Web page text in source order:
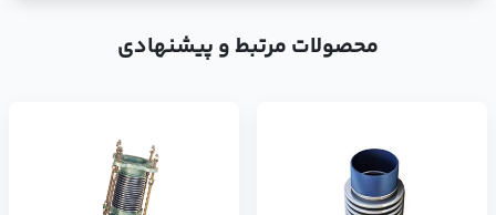
محصولات مرتبط و پیشنهادی